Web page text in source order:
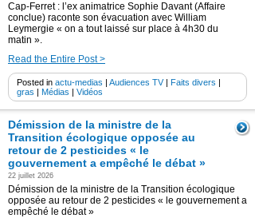
Cap-Ferret : l’ex animatrice Sophie Davant (Affaire
conclue) raconte son évacuation avec William
Leymergie « on a tout laissé sur place à 4h30 du
matin ».
Read the Entire Post >
Posted in actu-medias | Audiences TV| Faits divers |
gras | Médias | Vidéos
Démission de la ministre de la
Transition écologique opposée au
retour de 2 pesticides « le
gouvernement a empêché le débat »
22 juillet 2026
Démission de la ministre de la Transition écologique
opposée au retour de 2 pesticides « le gouvernement a
empêché le débat »